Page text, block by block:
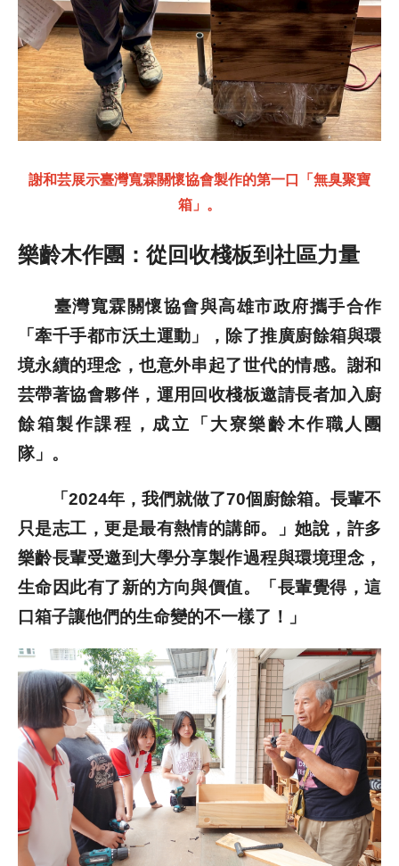
謝和芸展示臺灣寬霖關懷協會製作的第一口「無臭聚寶
箱」。
樂齡木作團：從回收棧板到社區力量
臺灣寬霖關懷協會與高雄市政府攜手合作
「牽千手都市沃土運動」，除了推廣廚餘箱與環
境永續的理念，也意外串起了世代的情感。謝和
芸帶著協會夥伴，運用回收棧板邀請長者加入廚
餘箱製作課程，成立「大寮樂齡木作職人團
隊」。
「2024年，我們就做了70個廚餘箱。長輩不
只是志工，更是最有熱情的講師。」她說，許多
樂齡長輩受邀到大學分享製作過程與環境理念，
生命因此有了新的方向與價值。「長輩覺得，這
口箱子讓他們的生命變的不一樣了！」